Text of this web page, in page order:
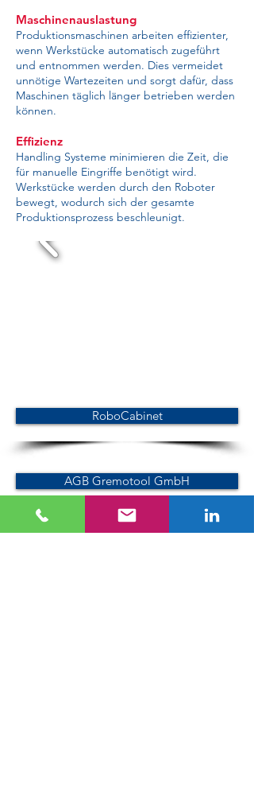
Maschinenauslastung
Produktionsmaschinen arbeiten effizienter,
wenn Werkstücke automatisch zugeführt
und entnommen werden. Dies vermeidet
unnötige Wartezeiten und sorgt dafür, dass
Maschinen täglich länger betrieben werden
können.
Effizienz
Handling Systeme minimieren die Zeit, die
für manuelle Eingriffe benötigt wird.
Werkstücke werden durch den Roboter
bewegt, wodurch sich der gesamte
Produktionsprozess beschleunigt.
RoboCabinet
AGB Gremotool GmbH
AEB Gremotool GmbH